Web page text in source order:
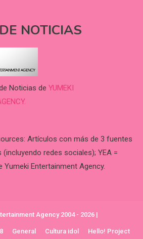
NOTICIAS
Noticias de YUMEKI
Artículos con más de 3 fuentes
redes sociales); YEA =
Yumeki Entertainment Agency.
Agency 2004 - 2026 |
General Cultura idol Hello! Project